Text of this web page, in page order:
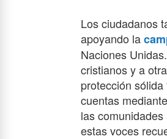
Los ciudadanos
apoyando la
Naciones
cristianos y a
protección
cuentas
las
estas voces